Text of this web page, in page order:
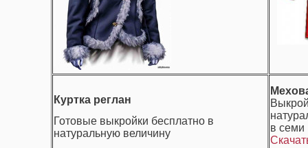
Куртка реглан
Готовые выкройки бесплатно в
натуральную величину
в семи